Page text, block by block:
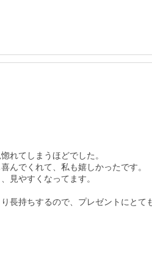
れてしまうほどでした。
んでくれて、私も嬉しかったです。
見やすくなってます。
長持ちするので、プレゼントにとて